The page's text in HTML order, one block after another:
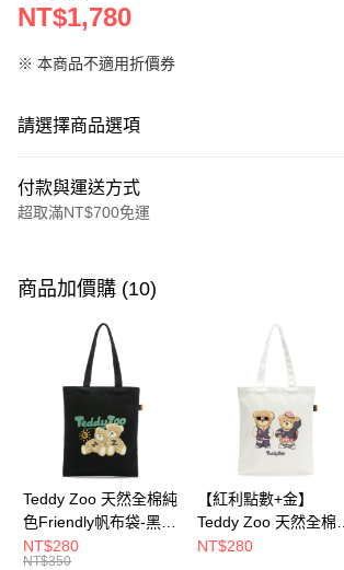
NT$1,780
※ 本商品不適用折價券
請選擇商品選項
付款與運送方式
超取滿NT$700免運
信用卡一次付款
超商取貨付款
Apple Pay
街口支付
大哥付你分期
相關說明
商品加價購 (10)
Teddy Zoo 天然全棉純
色Friendly帆布袋-黑色
(TZB107)
NT$280
NT$350
【紅利點數+金】
Teddy Zoo 天然全棉純
色Friendly帆布袋-白色
NT$280